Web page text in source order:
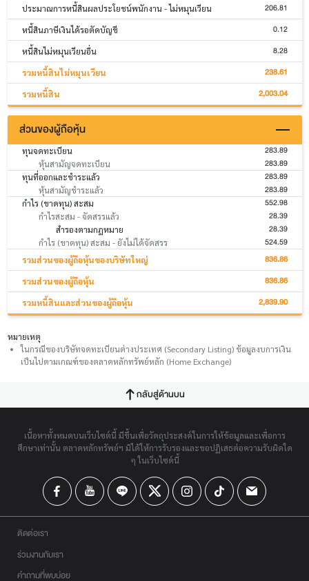
ประมาณการหนี้สินผลประโยชน์พนักงาน - ไม่หมุนเวียน 206.81
หนี้สินภาษีเงินได้รอตัดบัญชี 0.12
หนี้สินไม่หมุนเวียนอื่น 8.28
รวมหนี้สินไม่หมุนเวียน 238.61
รวมหนี้สิน 2,003.04
ส่วนของผู้ถือหุ้น
ทุนจดทะเบียน 283.89
หุ้นสามัญจดทะเบียน 283.89
ทุนที่ออกและชำระแล้ว 283.89
หุ้นสามัญชำระแล้ว 283.89
กำไร (ขาดทุน) สะสม 552.98
กำไรสะสม - จัดสรรแล้ว 28.39
สำรองตามกฎหมาย 28.39
กำไร (ขาดทุน) สะสม - ยังไม่ได้จัดสรร 524.59
รวมส่วนของผู้ถือหุ้นของบริษัทใหญ่ 836.86
รวมส่วนของผู้ถือหุ้น 836.86
รวมหนี้สินและส่วนของผู้ถือหุ้น 2,839.90
หมายเหตุ
ในกรณีของบริษัทจดทะเบียนต่างประเทศ (Secondary Listing) ข้อมูลงบการเงิน
เป็นไปตามเกณฑ์ของตลาดหลักทรัพย์หลัก (Home Exchange)
กลับสู่ด้านบน
เนื้อหาทั้งหมดบนเว็บไซต์นี้ มีขึ้นเพื่อวัตถุประสงค์ในการให้ข้อมูลและเพื่อการ
ศึกษาเท่านั้น ตลาดหลักทรัพย์ฯ มิได้ให้การรับรองและขอปฏิเสธต่อความรับผิดใด
ๆ ในเว็บไซต์นี้
ติดต่อเรา
ร่วมงานกับเรา
คำถามที่พบบ่อย